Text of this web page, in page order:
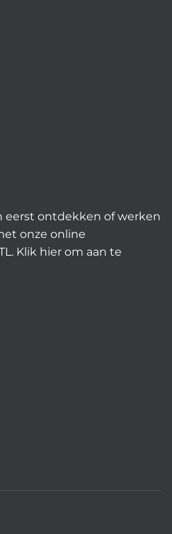
eerst ontdekken of werken
onze online
Klik hier om aan te